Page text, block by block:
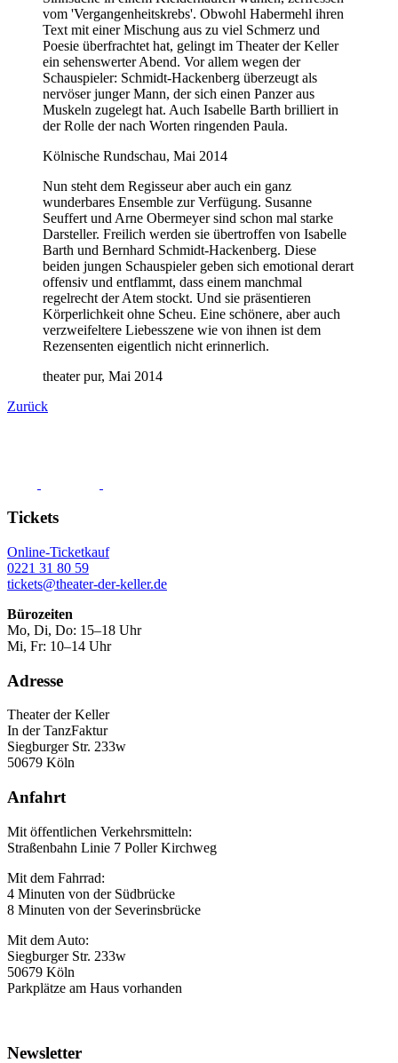
vom 'Vergangenheitskrebs'. Obwohl Habermehl ihren
Text mit einer Mischung aus zu viel Schmerz und
Poesie überfrachtet hat, gelingt im Theater der Keller
ein sehenswerter Abend. Vor allem wegen der
Schauspieler: Schmidt-Hackenberg überzeugt als
nervöser junger Mann, der sich einen Panzer aus
Muskeln zugelegt hat. Auch Isabelle Barth brilliert in
der Rolle der nach Worten ringenden Paula.
Kölnische Rundschau, Mai 2014
Nun steht dem Regisseur aber auch ein ganz
wunderbares Ensemble zur Verfügung. Susanne
Seuffert und Arne Obermeyer sind schon mal starke
Darsteller. Freilich werden sie übertroffen von Isabelle
Barth und Bernhard Schmidt-Hackenberg. Diese
beiden jungen Schauspieler geben sich emotional derart
offensiv und entflammt, dass einem manchmal
regelrecht der Atem stockt. Und sie präsentieren
Körperlichkeit ohne Scheu. Eine schönere, aber auch
verzweifeltere Liebesszene wie von ihnen ist dem
Rezensenten eigentlich nicht erinnerlich.
theater pur, Mai 2014
Zurück
Tickets
Online-Ticketkauf
0221 31 80 59
tickets@theater-der-keller.de
Bürozeiten
Mo, Di, Do: 15–18 Uhr
Mi, Fr: 10–14 Uhr
Adresse
Theater der Keller
In der TanzFaktur
Siegburger Str. 233w
50679 Köln
Anfahrt
Mit öffentlichen Verkehrsmitteln:
Straßenbahn Linie 7 Poller Kirchweg
Mit dem Fahrrad:
4 Minuten von der Südbrücke
8 Minuten von der Severinsbrücke
Mit dem Auto:
Siegburger Str. 233w
50679 Köln
Parkplätze am Haus vorhanden
Newsletter